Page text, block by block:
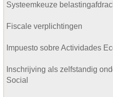
Systeemkeuze
Fiscale verplichtingen
Impuesto sobre Actividades
Inschrijving als zelfstandig
Social